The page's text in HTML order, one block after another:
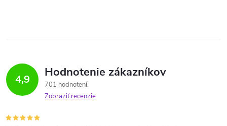
4,9 Hodnotenie zákazníkov
701 hodnotení
Zobraziť recenzie